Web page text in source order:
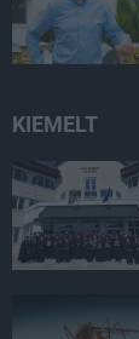
KIEMELT